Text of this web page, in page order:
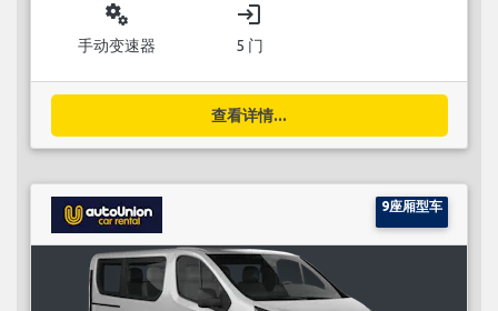
miscellaneous_services
手动变速器
login
5 门
查看详情...
9座厢型车